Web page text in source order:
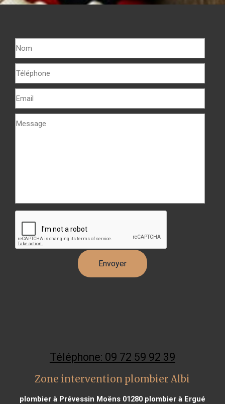
Téléphone: 09 72 59 92 39
Zone intervention plombier Albi
plombier à Prévessin Moëns 01280plombier à Ergué